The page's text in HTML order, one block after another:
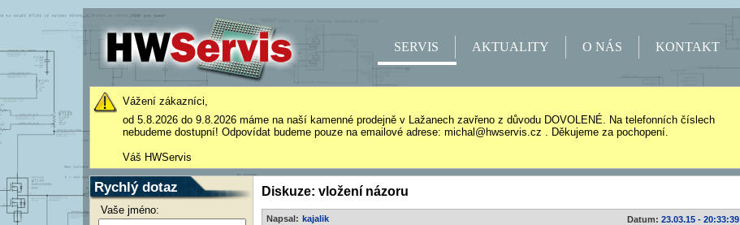
SERVIS AKTUALITY O NÁS KONTAKT
Vážení zákazníci,
od 5.8.2026 do 9.8.2026 máme na naší kamenné prodejně v Lažanech zavřeno z důvodu DOVOLENÉ. Na telefonních číslech
nebudeme dostupní! Odpovídat budeme pouze na emailové adrese: michal@hwservis.cz . Děkujeme za pochopení.
Váš HWServis
Rychlý dotaz
Vaše jméno:
Diskuze: vložení názoru
Datum: 23.03.15 - 20:33:39
Napsal: kajalik